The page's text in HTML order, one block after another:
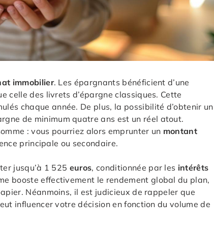
immobilier. Les épargnants bénéficient d’une
celle des livrets d’épargne classiques. Cette
chaque année. De plus, la possibilité d’obtenir un
de minimum quatre ans est un réel atout.
: vous pourriez alors emprunter un montant
principale ou secondaire.
jusqu’à 1 525 euros, conditionnée par les intérêts
booste effectivement le rendement global du plan,
Néanmoins, il est judicieux de rappeler que
influencer votre décision en fonction du volume de